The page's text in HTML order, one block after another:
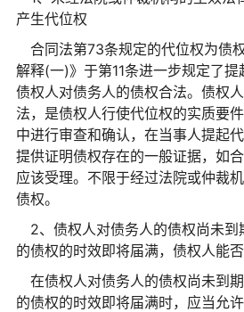
产生代位权
合同法第73条规定的代位权为债
解释(一)》于第11条进一步规定了
债权人对债务人的债权合法。债权
法，是债权人行使代位权的实质要
中进行审查和确认，在当事人提起
提供证明债权存在的一般证据，如
应该受理。不限于经过法院或仲裁
债权。
2、债权人对债务人的债权尚未到
的债权的时效即将届满，债权人能
在债权人对债务人的债权尚未到
的债权的时效即将届满时，应当允